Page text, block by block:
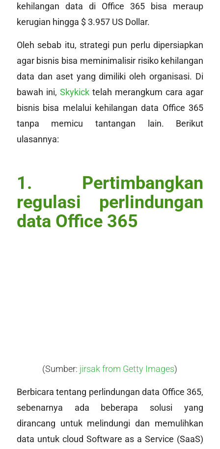
kehilangan data di Office 365 bisa meraup
kerugian hingga $ 3.957 US Dollar.
Oleh sebab itu, strategi pun perlu dipersiapkan
agar bisnis bisa meminimalisir risiko kehilangan
data dan aset yang dimiliki oleh organisasi. Di
bawah ini, Skykicktelah merangkum cara agar
bisnis bisa melalui kehilangan data Office 365
tanpa memicu tantangan lain. Berikut
ulasannya:
1. Pertimbangkan
regulasi perlindungan
data Office 365
(Sumber: jirsak from Getty Images)
Berbicara tentang perlindungan data Office 365,
sebenarnya ada beberapa solusi yang
dirancang untuk melindungi dan memulihkan
data untuk cloud Software as a Service (SaaS)